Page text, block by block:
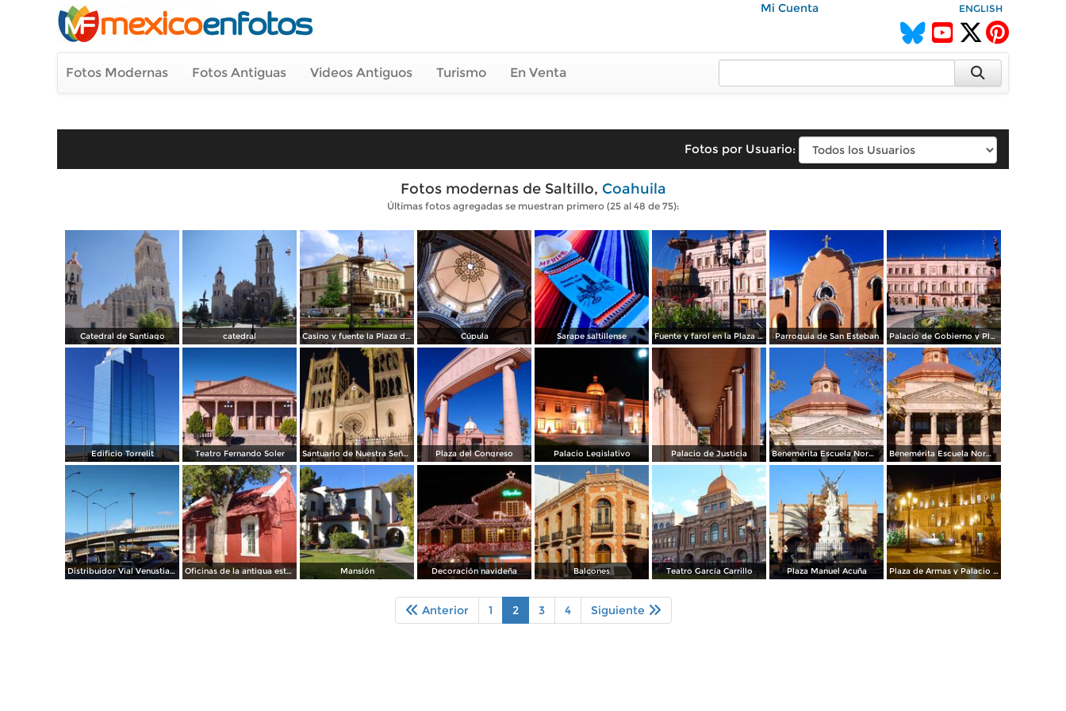
Mi Cuenta ENGLISH
Fotos Modernas Fotos Antiguas Videos Antiguos Turismo En Venta
Fotos por Usuario:
Fotos modernas de Saltillo, Coahuila
Últimas fotos agregadas se muestran primero (25 al 48 de 75):
Catedral de Santiago catedral Casino y fuente la Plaza de Armas Cúpula Sarape saltillense Fuente y farol en la Plaza de Armas Parroquia de San Esteban Palacio de Gobierno y Plaza Principal
Edificio Torrelit Teatro Fernando Soler Santuario de Nuestra Señora de Guadalupe Plaza del Congreso Palacio Legislativo Palacio de Justicia Benemérita Escuela Normal de Coahuila Benemérita Escuela Normal de Coahuila
Distribuidor Vial Venustiano Carranza Oficinas de la antigua estación de ferrocarril Mansión Decoración navideña Balcones Teatro García Carrillo Plaza Manuel Acuña Plaza de Armas y Palacio de Gobierno
Anterior 1 2 3 4 Siguiente